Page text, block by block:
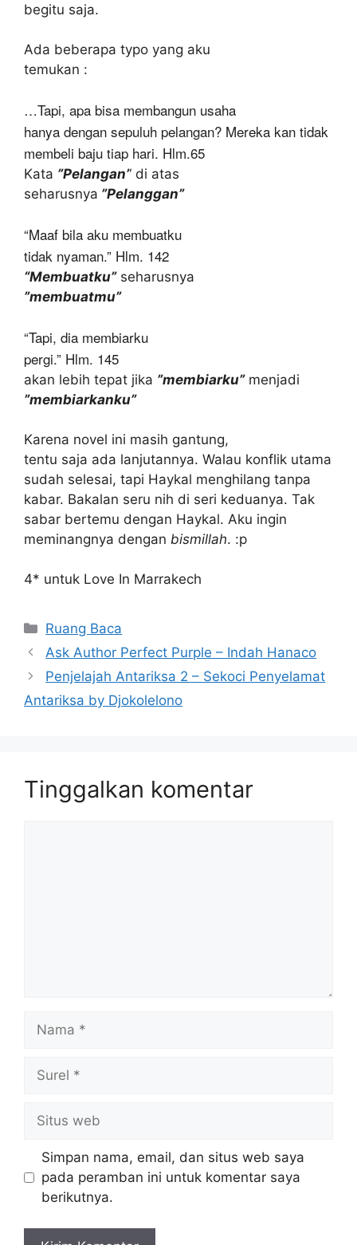
begitu saja.
Ada beberapa typo yang aku
temukan :
…Tapi, apa bisa membangun usaha
hanya dengan sepuluh pelangan? Mereka kan tidak
membeli baju tiap hari. Hlm.65
Kata ”Pelangan’‘ di atas
seharusnya ”Pelanggan”
“Maaf bila aku membuatku
tidak nyaman.” Hlm. 142
“Membuatku”seharusnya
”membuatmu”
“Tapi, dia membiarku
pergi.” Hlm. 145
akan lebih tepat jika ”membiarku”menjadi
”membiarkanku”
Karena novel ini masih gantung,
tentu saja ada lanjutannya. Walau konflik utama
sudah selesai, tapi Haykal menghilang tanpa
kabar. Bakalan seru nih di seri keduanya. Tak
sabar bertemu dengan Haykal. Aku ingin
meminangnya dengan bismillah. :p
4* untuk Love In Marrakech
Kategori
Ruang Baca
Ask Author Perfect Purple – Indah Hanaco
Penjelajah Antariksa 2 – Sekoci Penyelamat
Antariksa by Djokolelono
Tinggalkan komentar
Nama
Surel
Situs
web
Simpan nama, email, dan situs web saya
pada peramban ini untuk komentar saya
berikutnya.